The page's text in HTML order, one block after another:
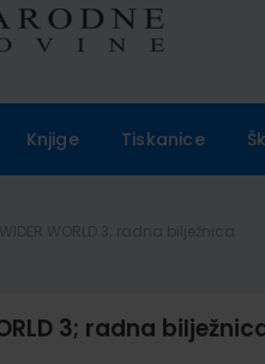
Knjige Tiskanice
3; radna